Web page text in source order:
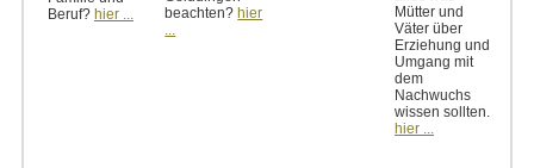
Beruf? hier ...
beachten? hier
...
Mütter und
Väter über
Erziehung und
Umgang mit
dem
Nachwuchs
wissen sollten.
hier ...